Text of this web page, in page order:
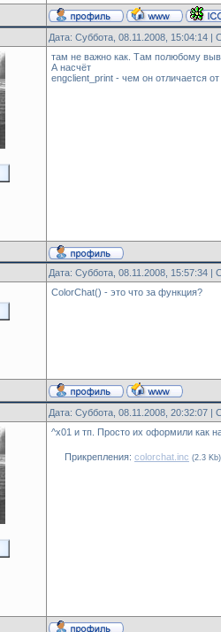
Дата: Суббота, 08.11.2008, 15:04:14
там не важно как. Там полюбому
А насчёт
engclient_print - чем он отличается
Дата: Суббота, 08.11.2008, 15:57:34
ColorChat() - это что за функция?
Дата: Суббота, 08.11.2008, 20:32:07
^x01 и тп. Просто их оформили как
Прикрепления: colorchat.inc (2.3 Kb)